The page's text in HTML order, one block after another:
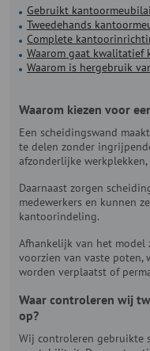
Gebruikt
Tweedehands
Complete
Waarom gaat kwalitatief
Waarom is hergebruik
Waarom kiezen voor
Een scheidingswand
te delen zonder
afzonderlijke
Daarnaast zorgen
medewerkers en kunnen
kantoorindeling.
Afhankelijk van het
voorzien van vaste poten,
worden verplaatst of
Waar controleren wij
op?
Wij controleren gebruikte